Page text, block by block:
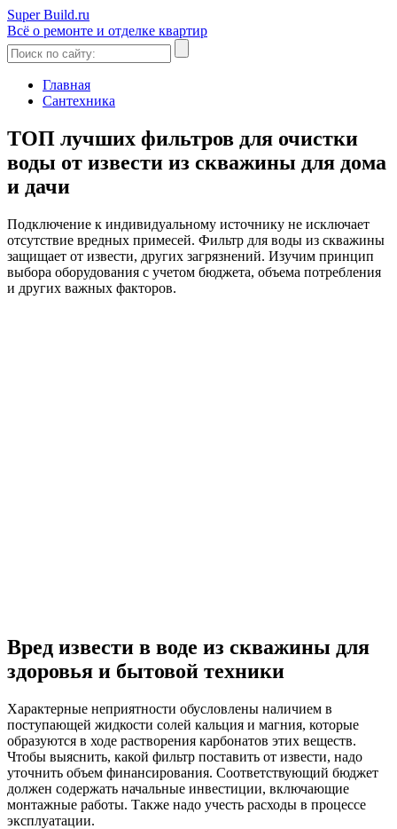
Super Build.ru
Всё о ремонте и отделке квартир
Главная
Сантехника
ТОП лучших фильтров для очистки
воды от извести из скважины для дома
и дачи
Подключение к индивидуальному источнику не исключает
отсутствие вредных примесей. Фильтр для воды из скважины
защищает от извести, других загрязнений. Изучим принцип
выбора оборудования с учетом бюджета, объема потребления
и других важных факторов.
Вред извести в воде из скважины для
здоровья и бытовой техники
Характерные неприятности обусловлены наличием в
поступающей жидкости солей кальция и магния, которые
образуются в ходе растворения карбонатов этих веществ.
Чтобы выяснить, какой фильтр поставить от извести, надо
уточнить объем финансирования. Соответствующий бюджет
должен содержать начальные инвестиции, включающие
монтажные работы. Также надо учесть расходы в процессе
эксплуатации.